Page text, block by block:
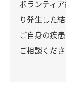
ボランティ
り発生した
ご自身の疾
ご相談くださ